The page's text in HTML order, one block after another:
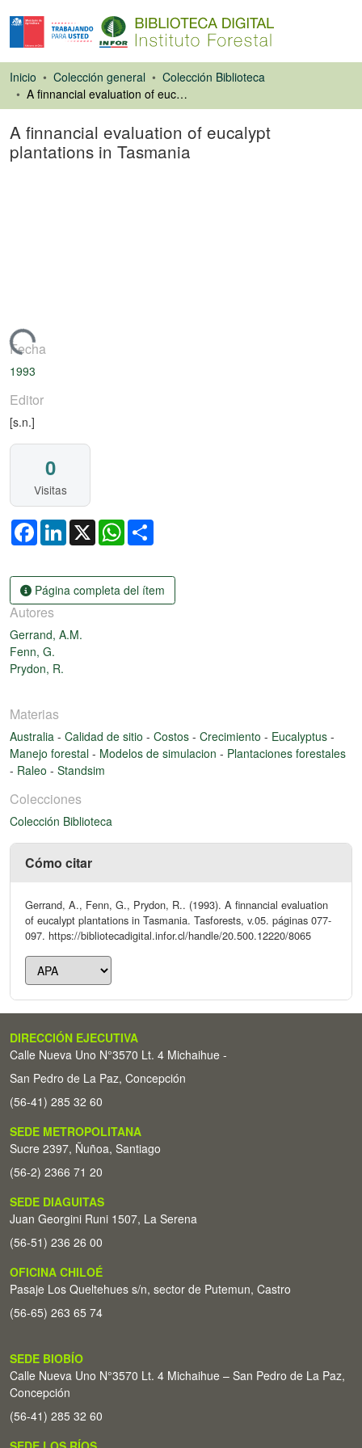
Inicio Colección general
Colección Biblioteca
A finnancial evaluation of eucalypt plantations in Tasmania
A finnancial evaluation of eucalypt
plantations in Tasmania
Fecha
1993
Editor
[s.n.]
0
Visitas
FacebookLinkedIn
X WhatsApp
Página completa del ítem
Autores
Gerrand, A.M.
Fenn, G.
Prydon, R.
Materias
Australia - Calidad de sitio - Costos - Crecimiento - Eucalyptus -
Manejo forestal - Modelos de simulacion - Plantaciones forestales
- Raleo - Standsim
Colecciones
Colección Biblioteca
Cómo citar
Gerrand, A., Fenn, G., Prydon, R.. (1993). A finnancial evaluation
of eucalypt plantations in Tasmania. Tasforests, v.05. páginas 077-
097. https://bibliotecadigital.infor.cl/handle/20.500.12220/8065
DIRECCIÓN EJECUTIVA
Calle Nueva Uno N°3570 Lt. 4 Michaihue -
San Pedro de La Paz, Concepción
(56-41) 285 32 60
SEDE METROPOLITANA
Sucre 2397, Ñuñoa, Santiago
(56-2) 2366 71 20
SEDE DIAGUITAS
Juan Georgini Runi 1507, La Serena
(56-51) 236 26 00
OFICINA CHILOÉ
Pasaje Los Queltehues s/n, sector de Putemun, Castro
(56-65) 263 65 74
SEDE BIOBÍO
Calle Nueva Uno N°3570 Lt. 4 Michaihue – San Pedro de La Paz,
Concepción
(56-41) 285 32 60